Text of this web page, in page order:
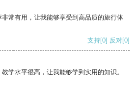
常有用，让我能够享受到高品质的旅行体
支持[0] 反对[0]
学水平很高，让我能够学到实用的知识。